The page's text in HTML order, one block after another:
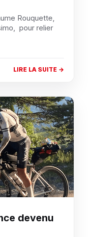
Rouquette,
pour relier
LIRE LA SUITE →
devenu